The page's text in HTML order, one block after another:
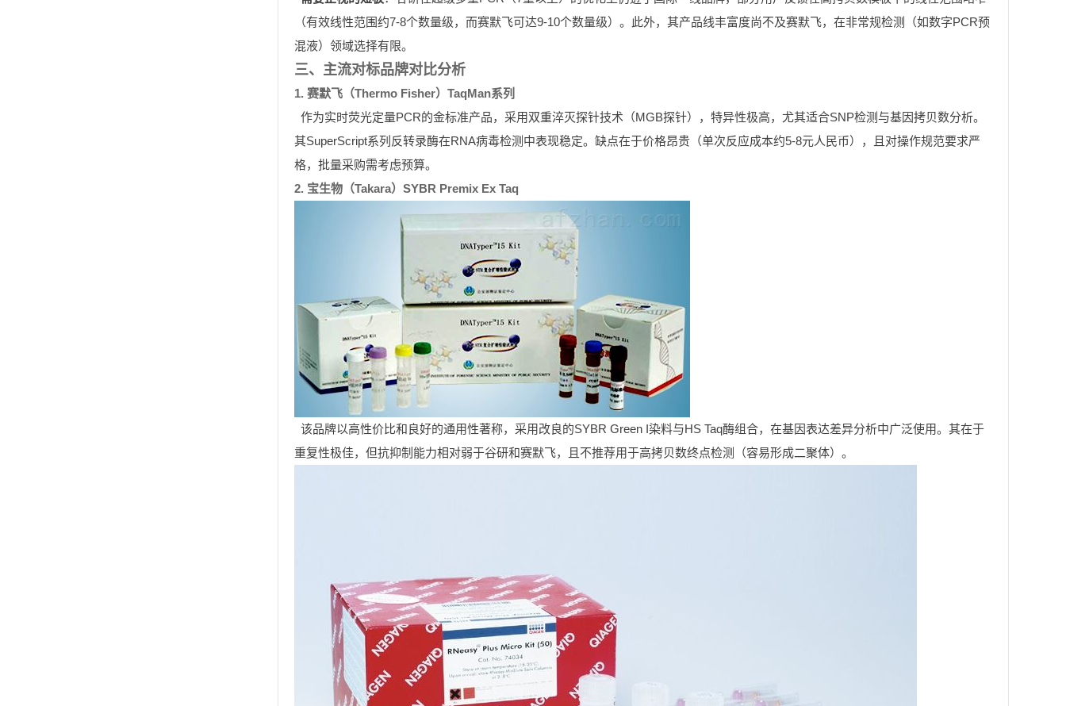
（有效线性范围约7-8个数量级，而赛默飞可达9-10个数量级）。此外，其产品线丰富度尚不及赛默飞，在非常规检测（如数字PCR预
混液）领域选择有限。
三、主流对标品牌对比分析
1. 赛默飞（Thermo Fisher）TaqMan系列
作为实时荧光定量PCR的金标准产品，采用双重淬灭探针技术（MGB探针），特异性极高，尤其适合SNP检测与基因拷贝数分析。
其SuperScript系列反转录酶在RNA病毒检测中表现稳定。缺点在于价格昂贵（单次反应成本约5-8元人民币），且对操作规范要求严
格，批量采购需考虑预算。
2. 宝生物（Takara）SYBR Premix Ex Taq
该品牌以高性价比和良好的通用性著称，采用改良的SYBR Green I染料与HS Taq酶组合，在基因表达差异分析中广泛使用。其在于
重复性极佳，但抗抑制能力相对弱于谷研和赛默飞，且不推荐用于高拷贝数终点检测（容易形成二聚体）。